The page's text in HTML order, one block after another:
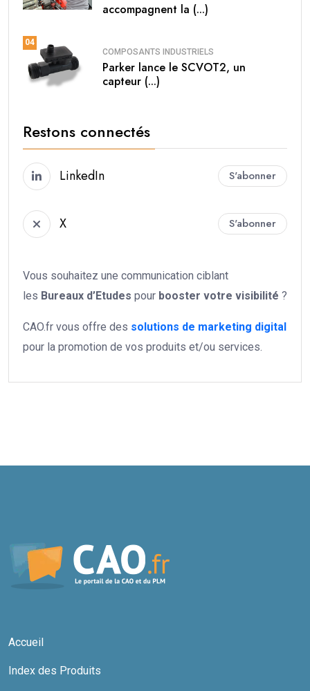
accompagnent la (...)
04
COMPOSANTS INDUSTRIELS
Parker lance le SCVOT2, un
capteur (...)
Restons connectés
LinkedIn S'abonner
X S'abonner
Vous souhaitez une communication ciblant
les Bureaux d’Etudes pour booster votre visibilité ?
CAO.fr vous offre des solutions de marketing digital
pour la promotion de vos produits et/ou services.
Accueil
Index des Produits